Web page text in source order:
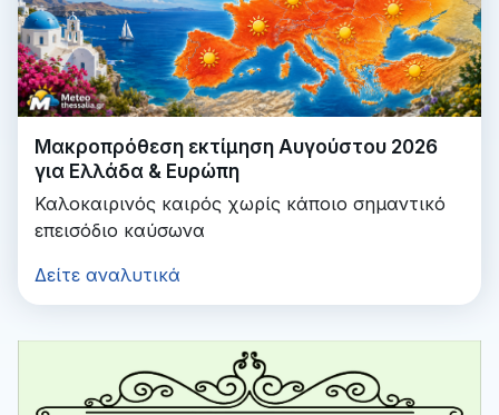
Μακροπρόθεση εκτίμηση Αυγούστου 2026
για Ελλάδα & Ευρώπη
Καλοκαιρινός καιρός χωρίς κάποιο σημαντικό
επεισόδιο καύσωνα
Δείτε αναλυτικά